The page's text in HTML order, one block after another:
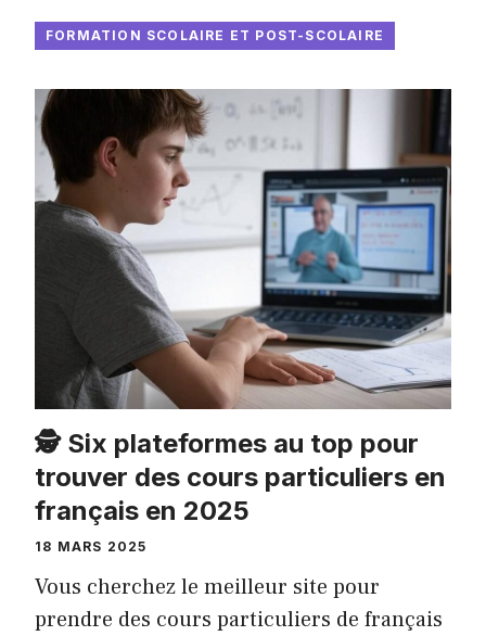
FORMATION SCOLAIRE ET POST-SCOLAIRE
🕵️ Six plateformes au top pour
trouver des cours particuliers en
français en 2025
18 MARS 2025
Vous cherchez le meilleur site pour
prendre des cours particuliers de français